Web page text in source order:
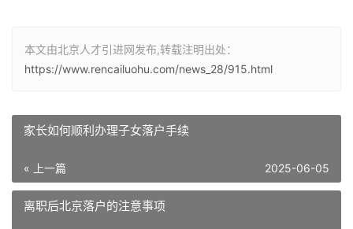
本文由北京人才引进网发布,转载注明出处：
https://www.rencailuohu.com/news_28/915.html
家长如何顺利办理子女落户手续
« 上一篇 2025-06-05
离职后北京落户的注意事项